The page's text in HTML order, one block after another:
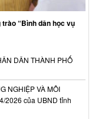
“Bình dân học vụ
DÂN THÀNH PHỐ
NGHIỆP VÀ MÔI
2026 của UBND tỉnh